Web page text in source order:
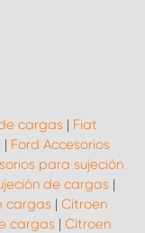
cargas | Fiat
| Ford Accesorios
para sujeción
de cargas |
cargas | Citroen
cargas | Citroen